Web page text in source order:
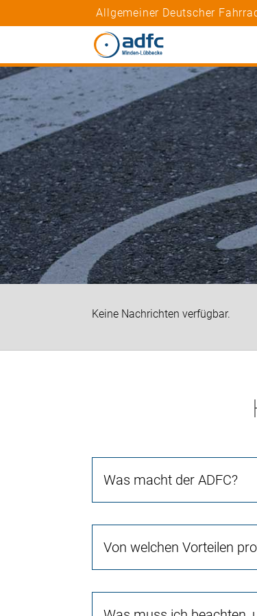
Allgemeiner Deutscher
Keine Nachrichten verfügbar.
Was macht der ADFC?
Von welchen Vorteilen